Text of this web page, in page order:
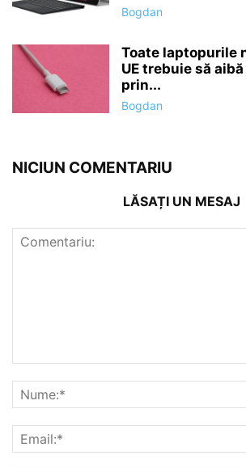
Bogdan
Toate laptopurile
UE trebuie să
prin...
Bogdan
NICIUN COMENTARIU
LĂSAȚI UN MESAJ